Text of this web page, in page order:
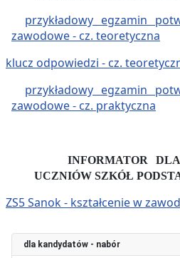
przykładowy egzamin
zawodowe - cz. teoretyczna
klucz odpowiedzi - cz.
przykładowy egzamin
zawodowe - cz. praktyczna
INFORMATOR
UCZNIÓW SZKÓŁ
ZS5 Sanok - kształcenie w
dla kandydatów - nabór